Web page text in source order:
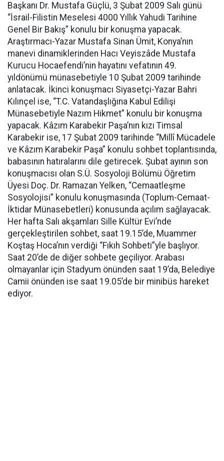
Başkanı Dr. Mustafa Güçlü, 3 Şubat 2009 Salı günü
“İsrail-Filistin Meselesi 4000 Yıllık Yahudi Tarihine
Genel Bir Bakış” konulu bir konuşma yapacak.
Araştırmacı-Yazar Mustafa Sinan Ümit, Konya’nın
manevi dinamiklerinden Hacı Veyiszâde Mustafa
Kurucu Hocaefendi’nin hayatını vefatının 49.
yıldönümü münasebetiyle 10 Şubat 2009 tarihinde
anlatacak. İkinci konuşmacı Siyasetçi-Yazar Bahri
Kılınçel ise, “T.C. Vatandaşlığına Kabul Edilişi
Münasebetiyle Nazım Hikmet” konulu bir konuşma
yapacak. Kâzım Karabekir Paşa’nın kızı Timsal
Karabekir ise, 17 Şubat 2009 tarihinde “Millî Mücadele
ve Kâzım Karabekir Paşa” konulu sohbet toplantısında,
babasının hatıralarını dile getirecek. Şubat ayının son
konuşmacısı olan S.Ü. Sosyoloji Bölümü Öğretim
Üyesi Doç. Dr. Ramazan Yelken, “Cemaatleşme
Sosyolojisi” konulu konuşmasında (Toplum-Cemaat-
İktidar Münasebetleri) konusunda açılım sağlayacak.
Her hafta Salı akşamları Sille Kültür Evi’nde
gerçekleştirilen sohbet, saat 19.15’de, Muammer
Koştaş Hoca’nın verdiği “Fıkıh Sohbeti”yle başlıyor.
Saat 20’de de diğer sohbete geçiliyor. Arabası
olmayanlar için Stadyum önünden saat 19’da, Belediye
Camii önünden ise saat 19.05’de bir minibüs hareket
ediyor.